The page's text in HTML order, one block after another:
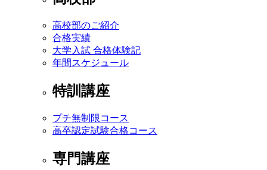
高校部のご紹介
合格実績
大学入試 合格体験記
年間スケジュール
特訓講座
プチ無制限コース
高卒認定試験合格コース
専門講座